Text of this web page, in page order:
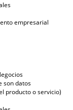
empresarial
son datos
producto o servicio)